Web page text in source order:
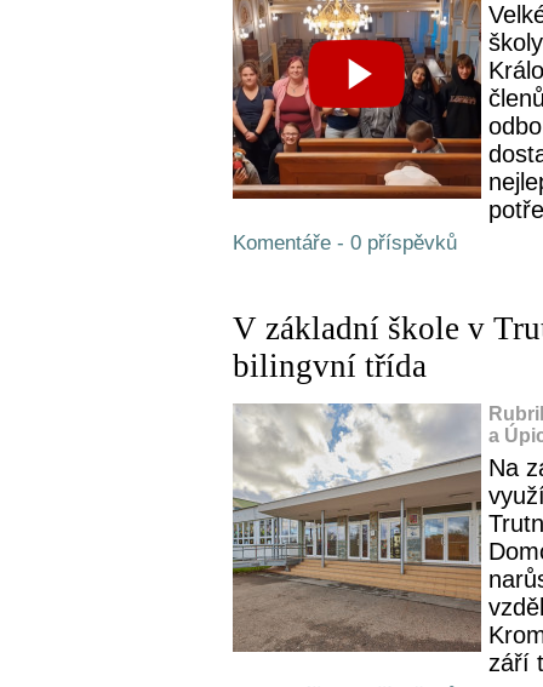
Komentáře - 0 příspěvků
V základní škole v
bilingvní třída
a
Na
září